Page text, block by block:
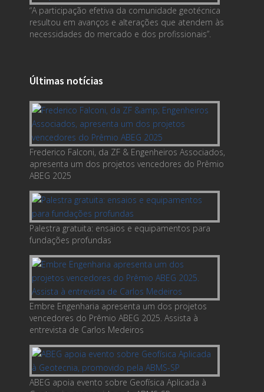
“A participação efetiva da comunidade geotécnica
resultou em avanços e alterações que atendem às
necessidades do mercado e dos profissionais”.
Últimas notícias
Frederico Falconi, da ZF & Engenheiros Associados,
apresenta um dos projetos vencedores do Prêmio
ABEG 2025
Palestra gratuita: ensaios e equipamentos para
fundações profundas
Embre Engenharia apresenta um dos projetos
vencedores do Prêmio ABEG 2025. Assista à
entrevista de Carlos Medeiros
ABEG apoia evento sobre Geofísica Aplicada à